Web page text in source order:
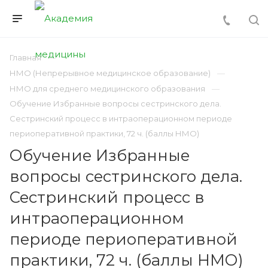
Главная
НМО (Непрерывное медицинское образование)
НМО для среднего медицинского образования
Обучение Избранные вопросы сестринского дела.
Сестринский процесс в интраоперационном периоде
периоперативной практики, 72 ч. (баллы НМО)
Обучение Избранные
вопросы сестринского дела.
Сестринский процесс в
интраоперационном
периоде периоперативной
практики, 72 ч. (баллы НМО)